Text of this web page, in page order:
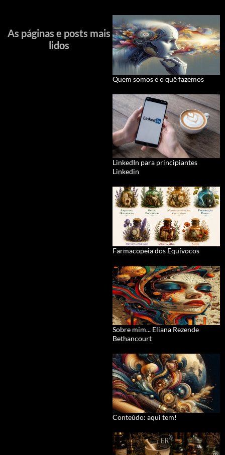
As páginas e posts mais
lidos
Quem somos e o quê fazemos
LinkedIn para principiantes
Linkedin
Farmacopeia dos Equívocos
Sobre mim... Eliana Rezende
Bethancourt
Conteúdo: aqui tem!